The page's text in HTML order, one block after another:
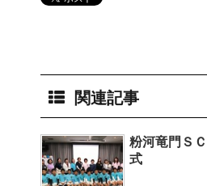
関連記事
粉河竜門Ｓ
式